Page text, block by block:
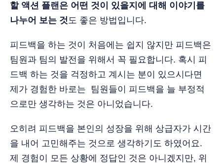
할 액션 플랜은 어떤 것이 있을지에 대해 이야기를
나누어 보는 것도 좋은 방법입니다.
피드백을 하는 것이 처음에는 쉽지 않지만 피드백은
팀원과 팀의 발전을 위해서 꼭 필요합니다. 혹시 피
드백 하는 것을 걱정하고 계시는 분이 있으시다면
제가 경험한 바로는 팀원들이 피드백을 늘 부정적
으로만 생각하는 것은 아니었습니다.
오히려 피드백을 본인의 성장을 위해 상급자가 시간
을 내어 고민해주는 것으로 생각하기도 하였어요.
제 경험이 모든 상황에 정답인 것은 아니겠지만, 위